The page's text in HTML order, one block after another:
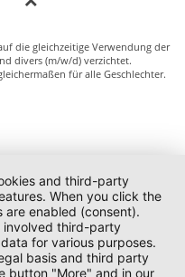
die gleichzeitige Verwendung der
divers (m/w/d) verzichtet.
für alle Geschlechter.
and third-party
When you click the
enabled (consent).
involved third-party
for various purposes.
basis and third party
button "More" and in our